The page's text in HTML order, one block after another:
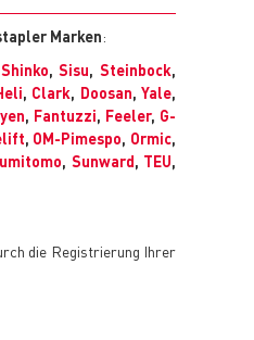
Marken:
Shinko,Sisu,Steinbock,
, Clark, Doosan,Yale,
, Fantuzzi, Feeler, G-
, OM-Pimespo, Ormic,
, Sunward, TEU,
die Registrierung Ihrer